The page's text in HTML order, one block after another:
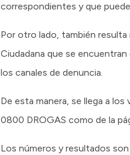
correspondientes y que
Por otro lado, también
Ciudadana que se
los canales de denuncia.
De esta manera, se llega a
0800 DROGAS como de la
Los números y resultados